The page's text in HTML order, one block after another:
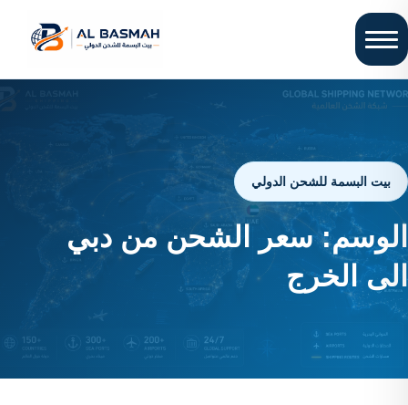
بيت البسمة للشحن الدولي
الوسم:سعر الشحن من دبي
الى الخرج